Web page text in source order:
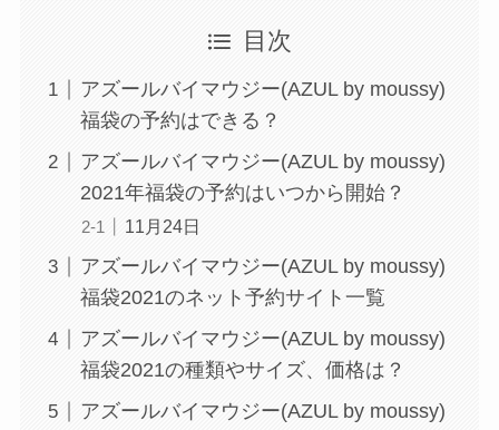
目次
アズールバイマウジー(AZUL by moussy)
福袋の予約はできる？
アズールバイマウジー(AZUL by moussy)
2021年福袋の予約はいつから開始？
11月24日
アズールバイマウジー(AZUL by moussy)
福袋2021のネット予約サイト一覧
アズールバイマウジー(AZUL by moussy)
福袋2021の種類やサイズ、価格は？
アズールバイマウジー(AZUL by moussy)